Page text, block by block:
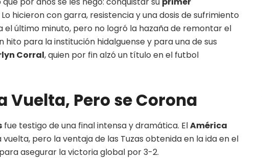
Lo hicieron con garra, resistencia y una dosis de sufrimiento
el último minuto, pero no logró la hazaña de remontar el
para la institución hidalguense y para una de sus
Corral, quien por fin alzó un título en el futbol
Vuelta, Pero se Corona
fue testigo de una final intensa y dramática. ElAmérica
pero la ventaja de las Tuzas obtenida en la ida en el
asegurar la victoria global por 3-2.